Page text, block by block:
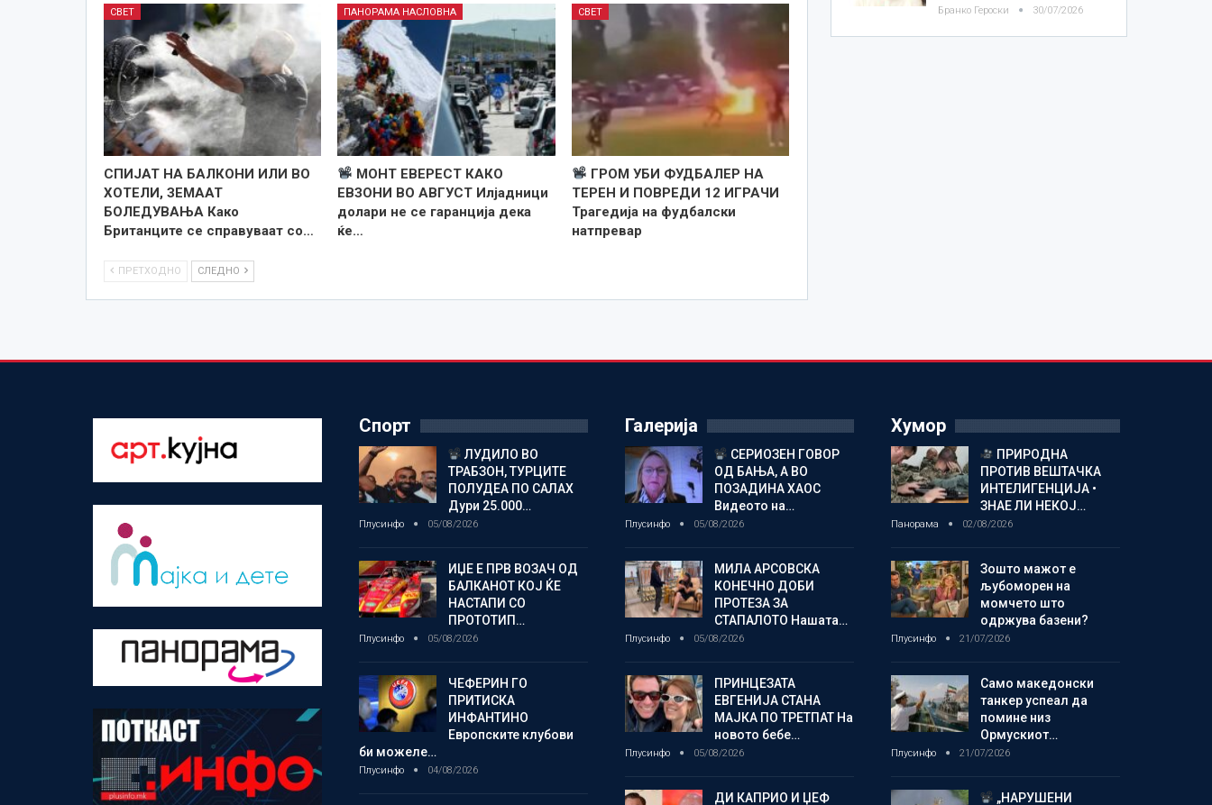
СВЕТ
СПИЈАТ НА БАЛКОНИ ИЛИ ВО
ХОТЕЛИ, ЗЕМААТ
БОЛЕДУВАЊА Како
Британците се справуваат со…
ПАНОРАМА НАСЛОВНА
МОНТ ЕВЕРЕСТ КАКО
ЕВЗОНИ ВО АВГУСТ Илјадници
долари не се гаранција дека
ќе…
СВЕТ
ГРОМ УБИ ФУДБАЛЕР НА
ТЕРЕН И ПОВРЕДИ 12 ИГРАЧИ
Трагедија на фудбалски
натпревар
ПРЕТХОДНО СЛЕДНО
Бранко Героски 30/07/2026
Спорт
ЛУДИЛО ВО
ТРАБЗОН, ТУРЦИТЕ
ПОЛУДЕА ПО САЛАХ
Дури 25.000…
Плусинфо 05/08/2026
ИЏЕ Е ПРВ ВОЗАЧ ОД
БАЛКАНОТ КОЈ ЌЕ
НАСТАПИ СО
ПРОТОТИП…
Плусинфо 05/08/2026
ЧЕФЕРИН ГО
ПРИТИСКА
ИНФАНТИНО
Европските клубови
би можеле…
Плусинфо 04/08/2026
Галерија
СЕРИОЗЕН ГОВОР
ОД БАЊА, А ВО
ПОЗАДИНА ХАОС
Видеото на…
Плусинфо 05/08/2026
МИЛА АРСОВСКА
КОНЕЧНО ДОБИ
ПРОТЕЗА ЗА
СТАПАЛОТО Нашата…
Плусинфо 05/08/2026
ПРИНЦЕЗАТА
ЕВГЕНИЈА СТАНА
МАЈКА ПО ТРЕТПАТ На
новото бебе…
Плусинфо 05/08/2026
ДИ КАПРИО И ЏЕФ
Хумор
ПРИРОДНА
ПРОТИВ ВЕШТАЧКА
ИНТЕЛИГЕНЦИЈА •
ЗНАЕ ЛИ НЕКОЈ…
Панорама 02/08/2026
Зошто мажот е
љубоморен на
момчето што
одржува базени?
Плусинфо 21/07/2026
Само македонски
танкер успеал да
помине низ
Ормускиот…
Плусинфо 21/07/2026
„НАРУШЕНИ